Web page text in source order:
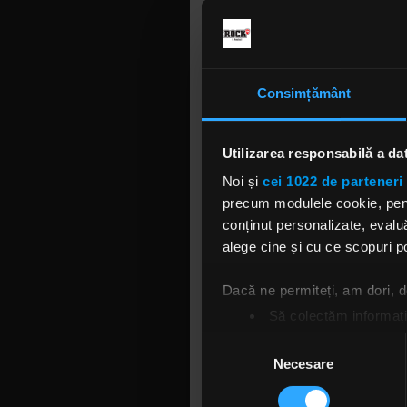
Consimțământ
Utilizarea responsabilă a
Noi și cei 1022 de
precum modulele cookie,
conținut personalizate,
alege cine și cu ce scopuri
Dacă ne permiteți, am dori,
Să colectăm
Găsiți mai multe informații
Vă puteți modifica sau
consimțământului
Necesare
Argeş de
către
distanţă
acelaşi
Rock de
le vor
Rock (8-
dure cu
o şansă
domiciliu,